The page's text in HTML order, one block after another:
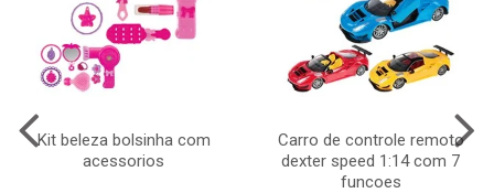
Kit beleza bolsinha com
acessorios
Carro de controle remoto
dexter speed 1:14 com 7
funcoes